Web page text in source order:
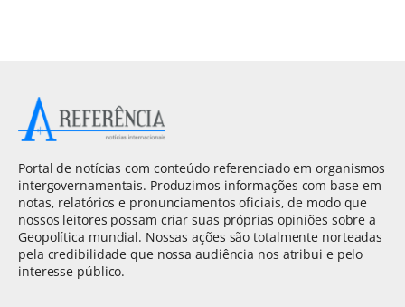
Portal de notícias com conteúdo referenciado em organismos
intergovernamentais. Produzimos informações com base em
notas, relatórios e pronunciamentos oficiais, de modo que
nossos leitores possam criar suas próprias opiniões sobre a
Geopolítica mundial. Nossas ações são totalmente norteadas
pela credibilidade que nossa audiência nos atribui e pelo
interesse público.